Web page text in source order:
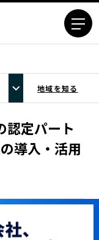
ア
地域を知る
認定パート
導入・活用